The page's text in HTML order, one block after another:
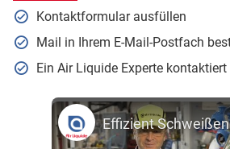
Kontaktformular ausfüllen
Mail in Ihrem E-Mail-Postfach
Ein Air Liquide Experte kontaktiert